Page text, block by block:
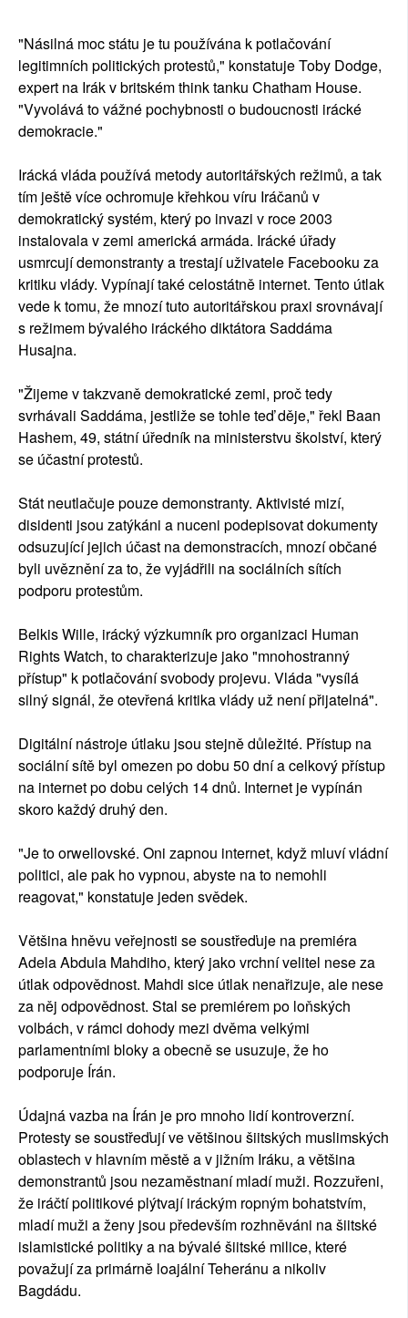
"Násilná moc státu je tu používána k potlačování
legitimních politických protestů," konstatuje Toby Dodge,
expert na Irák v britském think tanku Chatham House.
"Vyvolává to vážné pochybnosti o budoucnosti irácké
demokracie."
Irácká vláda používá metody autoritářských režimů, a tak
tím ještě více ochromuje křehkou víru Iráčanů v
demokratický systém, který po invazi v roce 2003
instalovala v zemi americká armáda. Irácké úřady
usmrcují demonstranty a trestají uživatele Facebooku za
kritiku vlády. Vypínají také celostátně internet. Tento útlak
vede k tomu, že mnozí tuto autoritářskou praxi srovnávají
s režimem bývalého iráckého diktátora Saddáma
Husajna.
"Žijeme v takzvaně demokratické zemi, proč tedy
svrhávali Saddáma, jestliže se tohle teď děje," řekl Baan
Hashem, 49, státní úředník na ministerstvu školství, který
se účastní protestů.
Stát neutlačuje pouze demonstranty. Aktivisté mizí,
disidenti jsou zatýkáni a nuceni podepisovat dokumenty
odsuzující jejich účast na demonstracích, mnozí občané
byli uvěznění za to, že vyjádřili na sociálních sítích
podporu protestům.
Belkis Wille, irácký výzkumník pro organizaci Human
Rights Watch, to charakterizuje jako "mnohostranný
přístup" k potlačování svobody projevu. Vláda "vysílá
silný signál, že otevřená kritika vlády už není přijatelná".
Digitální nástroje útlaku jsou stejně důležité. Přístup na
sociální sítě byl omezen po dobu 50 dní a celkový přístup
na internet po dobu celých 14 dnů. Internet je vypínán
skoro každý druhý den.
"Je to orwellovské. Oni zapnou internet, když mluví vládní
politici, ale pak ho vypnou, abyste na to nemohli
reagovat," konstatuje jeden svědek.
Většina hněvu veřejnosti se soustřeďuje na premiéra
Adela Abdula Mahdiho, který jako vrchní velitel nese za
útlak odpovědnost. Mahdi sice útlak nenařizuje, ale nese
za něj odpovědnost. Stal se premiérem po loňských
volbách, v rámci dohody mezi dvěma velkými
parlamentními bloky a obecně se usuzuje, že ho
podporuje Írán.
Údajná vazba na Írán je pro mnoho lidí kontroverzní.
Protesty se soustřeďují ve většinou šiitských muslimských
oblastech v hlavním městě a v jižním Iráku, a většina
demonstrantů jsou nezaměstnaní mladí muži. Rozzuřeni,
že iráčtí politikové plýtvají iráckým ropným bohatstvím,
mladí muži a ženy jsou především rozhněváni na šiitské
islamistické politiky a na bývalé šiitské milice, které
považují za primárně loajální Teheránu a nikoliv
Bagdádu.